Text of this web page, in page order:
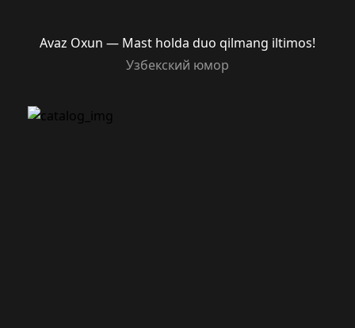
Avaz Oxun — Mast holda duo qilmang iltimos!
Узбекский юмор